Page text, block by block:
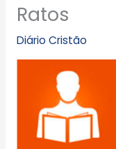
Ratos
Diário Cristão